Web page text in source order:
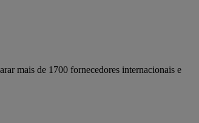
mais de 1700 fornecedores internacionais e